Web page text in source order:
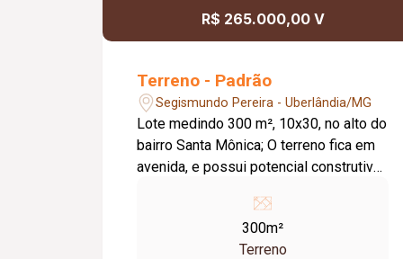
R$ 265.000,00 V
Terreno - Padrão
Segismundo Pereira - Uberlândia/MG
Lote medindo 300 m², 10x30, no alto do
bairro Santa Mônica; O terreno fica em
avenida, e possui potencial construtivo
praça de lazer bem próxima e
Hipermercado, escola a poucos
300m²
Terreno